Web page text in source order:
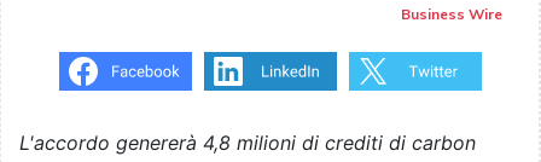
Business Wire
L'accordo genererà 4,8 milioni di crediti di carbon